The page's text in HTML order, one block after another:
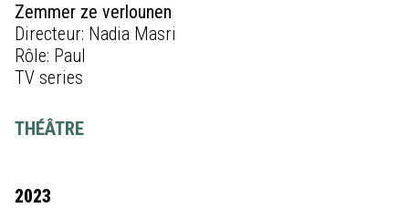
Zemmer ze verlounen
Directeur: Nadia Masri
Rôle: Paul
TV series
THÉÂTRE
2023